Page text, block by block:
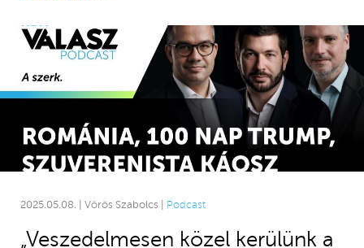
2025.05.08. | Vörös Szabolcs | Podcast
„Veszedelmesen közel kerülünk a